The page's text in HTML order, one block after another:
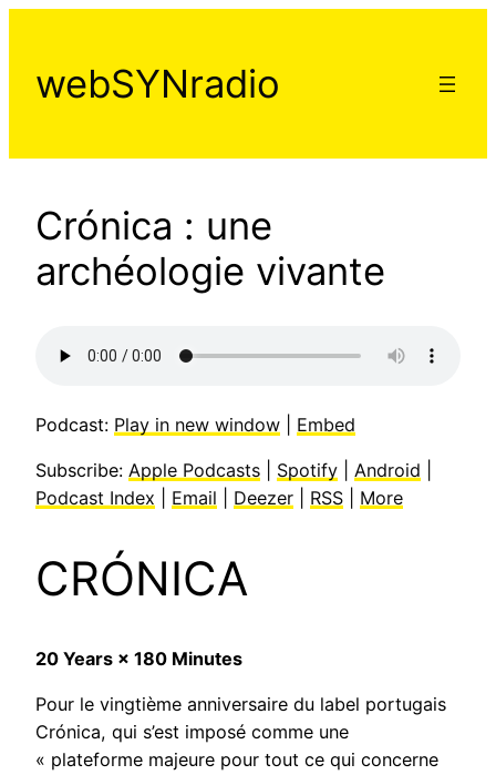
contenu
webSYNradio
Crónica : une
archéologie vivante
Podcast: Play in new window Embed
Subscribe: Apple Podcasts Spotify Android
Podcast Index
Email Deezer RSS More
CRÓNICA
20 Years × 180 Minutes
Pour le vingtième anniversaire du label portugais
Crónica, qui s’est imposé comme une
« plateforme majeure pour tout ce qui concerne